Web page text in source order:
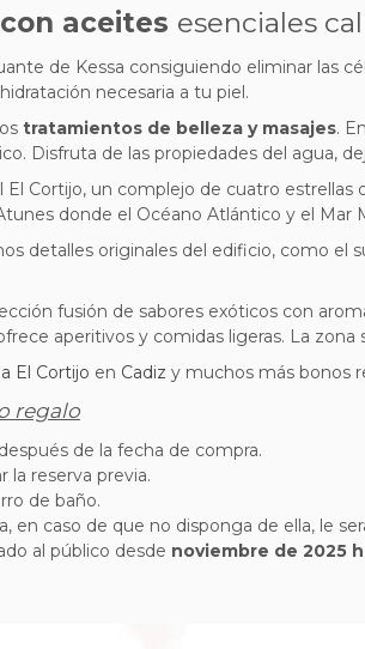
aceites esenciales
de Kessa consiguiendo eliminar las
necesaria a tu piel.
tratamientos de belleza y masajes.
Disfruta de las propiedades del agua,
Cortijo, un complejo de cuatro estrellas
donde el Océano Atlántico y el Mar
detalles originales del edificio, como
fusión de sabores exóticos con
aperitivos y comidas ligeras. La
El Cortijo en Cadiz y muchos más bonos
regalo
de la fecha de compra.
la reserva previa.
de baño.
en caso de que no disponga de ella, le
al público desde noviembre de 2025